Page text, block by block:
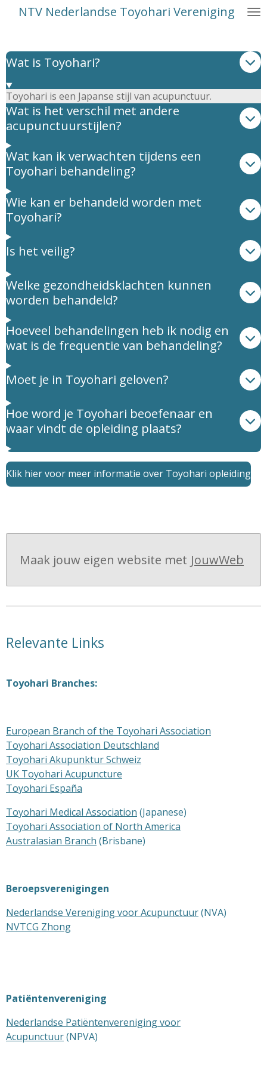
de
hoofdinhoud
NTV Nederlandse Toyohari Vereniging
Wat is Toyohari?
Toyohari is een Japanse stijl van acupunctuur.
Wat is het verschil met andere
acupunctuurstijlen?
Wat kan ik verwachten tijdens een
Toyohari behandeling?
Wie kan er behandeld worden met
Toyohari?
Is het veilig?
Welke gezondheidsklachten kunnen
worden behandeld?
Hoeveel behandelingen heb ik nodig en
wat is de frequentie van behandeling?
Moet je in Toyohari geloven?
Hoe word je Toyohari beoefenaar en
waar vindt de opleiding plaats?
Klik hier voor meer informatie over Toyohari opleiding
Maak jouw eigen website met JouwWeb
Relevante Links
Toyohari Branches:
European Branch of the Toyohari Association
Toyohari Association Deutschland
Toyohari Akupunktur Schweiz
UK Toyohari Acupuncture
Toyohari España
Toyohari Medical Association (Japanese)
Toyohari Association of North America
Australasian Branch (Brisbane)
Beroepsverenigingen
Nederlandse Vereniging voor Acupunctuur(NVA)
NVTCG Zhong
Patiëntenvereniging
Nederlandse Patiëntenvereniging voor
Acupunctuur(NPVA)